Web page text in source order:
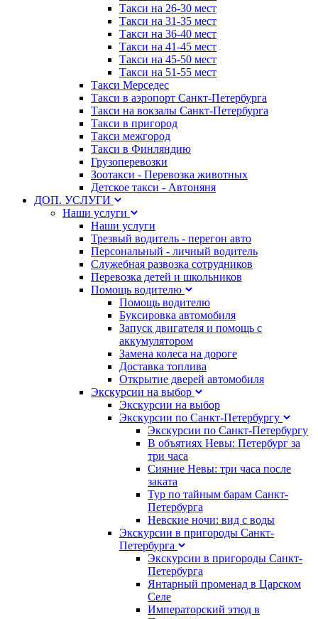
Такси на 26-30 мест
Такси на 31-35 мест
Такси на 36-40 мест
Такси на 41-45 мест
Такси на 45-50 мест
Такси на 51-55 мест
Такси Мерседес
Такси в аэропорт Санкт-Петербурга
Такси на вокзалы Санкт-Петербурга
Такси в пригород
Такси межгород
Такси в Финляндию
Грузоперевозки
Зоотакси - Перевозка животных
Детское такси - Автоняня
ДОП. УСЛУГИ
Наши услуги
Наши услуги
Трезвый водитель - перегон авто
Персональный - личный водитель
Служебная развозка сотрудников
Перевозка детей и школьников
Помощь водителю
Помощь водителю
Буксировка автомобиля
Запуск двигателя и помощь с
аккумулятором
Замена колеса на дороге
Доставка топлива
Открытие дверей автомобиля
Экскурсии на выбор
Экскурсии на выбор
Экскурсии по Санкт-Петербургу
Экскурсии по Санкт-Петербургу
В объятиях Невы: Петербург за
три часа
Сияние Невы: три часа после
заката
Тур по тайным барам Санкт-
Петербурга
Невские ночи: вид с воды
Экскурсии в пригороды Санкт-
Петербурга
Экскурсии в пригороды Санкт-
Петербурга
Янтарный променад в Царском
Селе
Императорский этюд в